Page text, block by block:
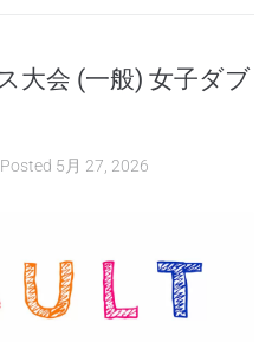
大会 (一般) 女子ダブ
Posted 5月 27, 2026